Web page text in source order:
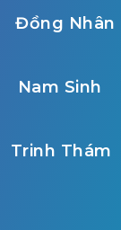
Đồng Nhân
Nam Sinh
Trinh Thám